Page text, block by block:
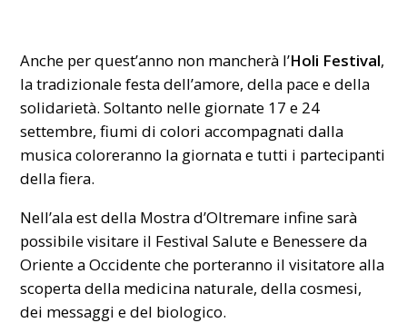
Anche per quest’anno non mancherà l’Holi Festival,
la tradizionale festa dell’amore, della pace e della
solidarietà. Soltanto nelle giornate 17 e 24
settembre, fiumi di colori accompagnati dalla
musica coloreranno la giornata e tutti i partecipanti
della fiera.
Nell’ala est della Mostra d’Oltremare infine sarà
possibile visitare il Festival Salute e Benessere da
Oriente a Occidente che porteranno il visitatore alla
scoperta della medicina naturale, della cosmesi,
dei messaggi e del biologico.